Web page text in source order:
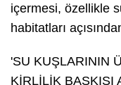
içermesi, özellikle
habitatları
'SU KUŞLARININ
KİRLİLİK BASKISI